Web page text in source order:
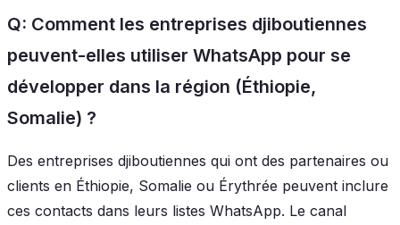
Q: Comment les entreprises djiboutiennes
peuvent-elles utiliser WhatsApp pour se
développer dans la région (Éthiopie,
Somalie) ?
Des entreprises djiboutiennes qui ont des partenaires ou
clients en Éthiopie, Somalie ou Érythrée peuvent inclure
ces contacts dans leurs listes WhatsApp. Le canal